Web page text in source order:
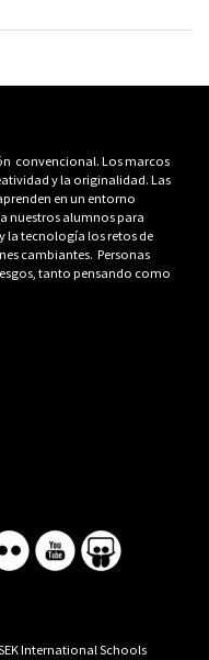
convencional. Los marcos
y la originalidad. Las
en un entorno
nuestros alumnos para
la tecnología los retos de
cambiantes. Personas
tanto pensando como